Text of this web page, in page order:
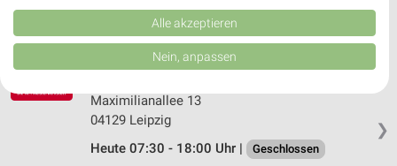
145,81 km • Angebote: 1 Prospekt
❯
Maximilianallee 13
04129 Leipzig
Heute 07:30 - 18:00 Uhr |
Geschlossen
Kombinationen von Daten aus verschiedenen Quellen. Entwicklung und
Verbesserung der Angebote. Verwendung reduzierter Daten zur Auswahl
von Inhalten.
Daten können außerhalb der Europäischen Union weitergegeben und in die
Website/App.
Partnerliste anzeigen (1 IAB-Anbieter)
Wir nutzen Ihre Daten für folgende Zwecke:
Alle akzeptieren
Nein, anpassen